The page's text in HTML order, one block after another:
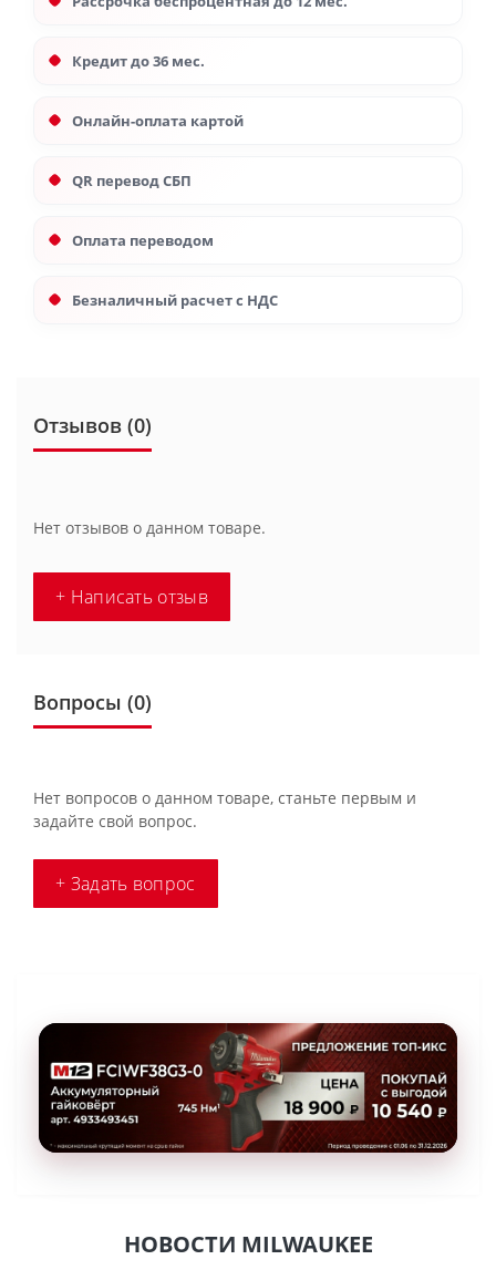
Кредит до 36 мес.
Онлайн-оплата картой
QR перевод СБП
Оплата переводом
Безналичный расчет с НДС
Отзывов (0)
Нет отзывов о данном товаре.
+ Написать отзыв
Вопросы (0)
Нет вопросов о данном товаре, станьте первым и
задайте свой вопрос.
+ Задать вопрос
НОВОСТИ MILWAUKEE